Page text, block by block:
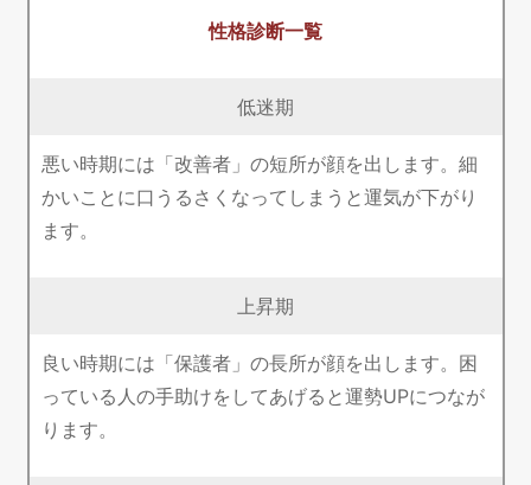
性格診断一覧
低迷期
悪い時期には「改善者」の短所が顔を出します。細
かいことに口うるさくなってしまうと運気が下がり
ます。
上昇期
良い時期には「保護者」の長所が顔を出します。困
っている人の手助けをしてあげると運勢UPにつなが
ります。